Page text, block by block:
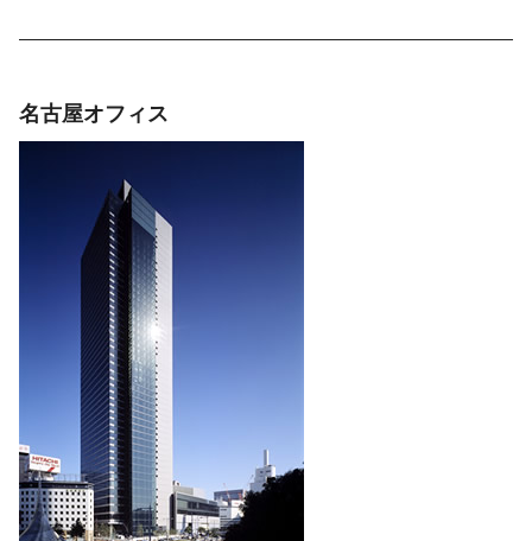
名古屋オフィス